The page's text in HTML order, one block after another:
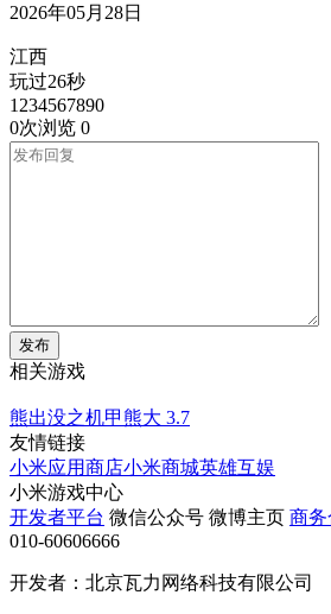
2026年05月28日
江西
玩过26秒
1234567890
0次浏览 0
发布
相关游戏
熊出没之机甲熊大 3.7
友情链接
小米应用商店小米商城英雄互娱
小米游戏中心
开发者平台 微信公众号 微博主页 商
010-60606666
开发者：北京瓦力网络科技有限公司